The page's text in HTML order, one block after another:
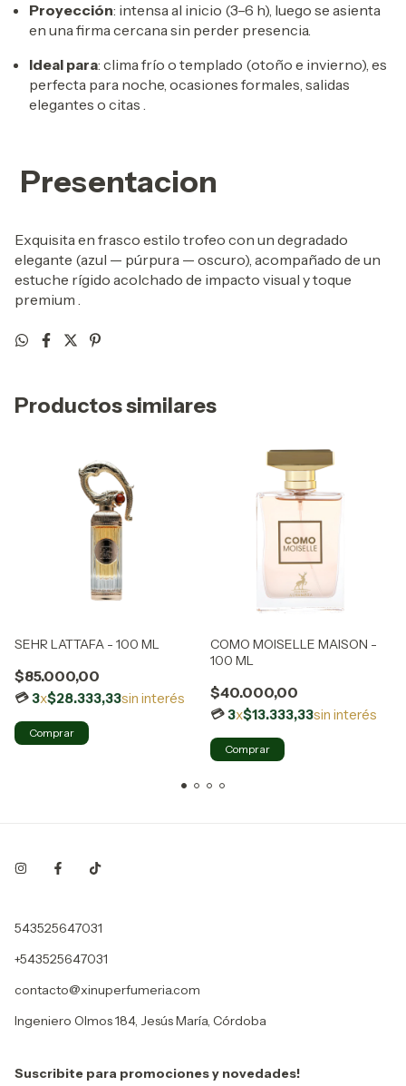
Proyección: intensa al inicio (3–6 h), luego se asienta
en una firma cercana sin perder presencia.
Ideal para: clima frío o templado (otoño e invierno), es
perfecta para noche, ocasiones formales, salidas
elegantes o citas .
Presentacion
Exquisita en frasco estilo trofeo con un degradado
elegante (azul — púrpura — oscuro), acompañado de un
estuche rígido acolchado de impacto visual y toque
premium .
Productos similares
SEHR LATTAFA - 100 ML
$85.000,00
3x$28.333,33sin interés
COMO MOISELLE MAISON -
100 ML
$40.000,00
3x$13.333,33sin interés
543525647031
+543525647031
contacto@xinuperfumeria.com
Ingeniero Olmos 184, Jesús María, Córdoba
Suscribite para promociones y novedades!